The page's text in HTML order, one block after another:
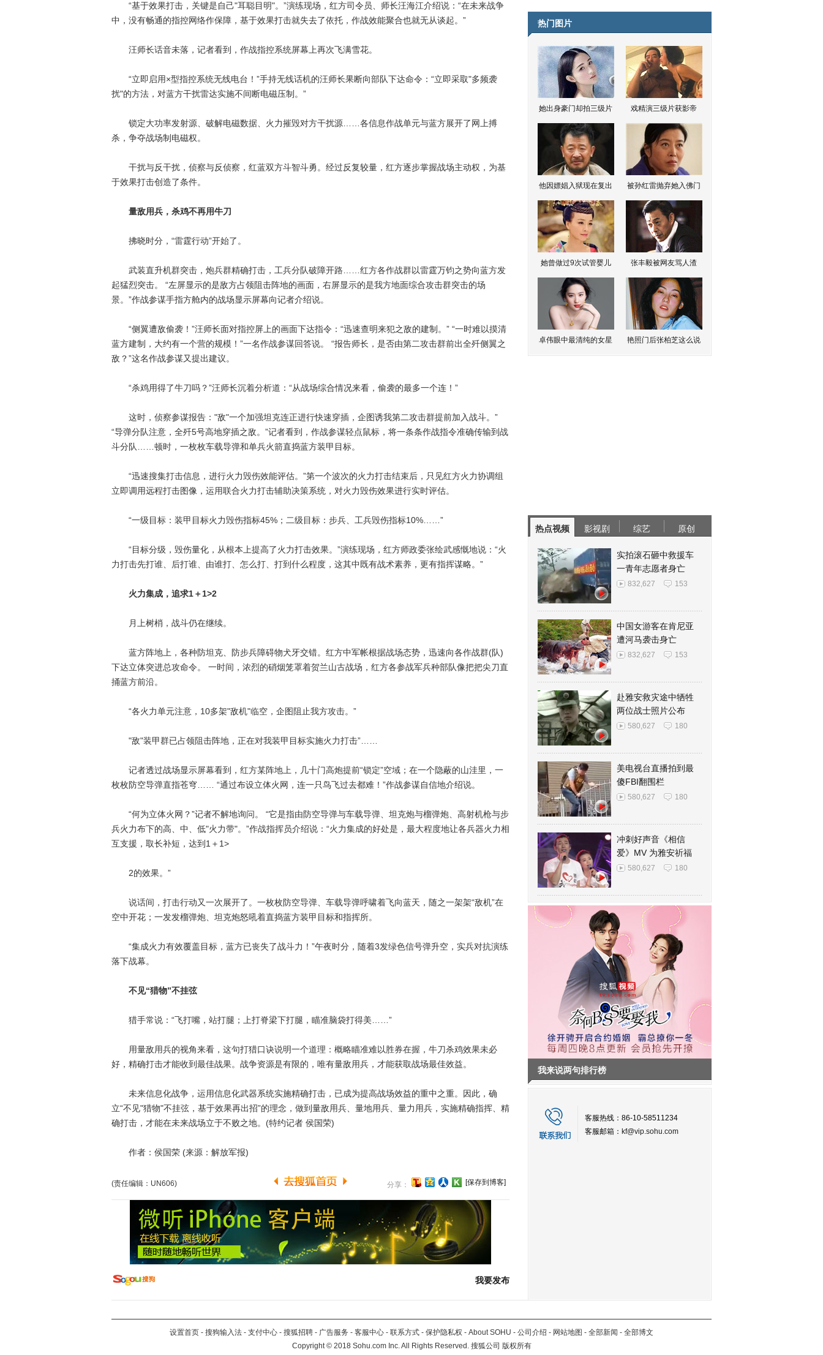
“基于效果打击，关键是自己"耳聪目明"。”演练现场，红方司令员、师长汪海江介绍说：“在未来战争
中，没有畅通的指控网络作保障，基于效果打击就失去了依托，作战效能聚合也就无从谈起。”
汪师长话音未落，记者看到，作战指控系统屏幕上再次飞满雪花。
“立即启用×型指控系统无线电台！”手持无线话机的汪师长果断向部队下达命令：“立即采取"多频袭
扰"的方法，对蓝方干扰雷达实施不间断电磁压制。”
锁定大功率发射源、破解电磁数据、火力摧毁对方干扰源……各信息作战单元与蓝方展开了网上搏
杀，争夺战场制电磁权。
干扰与反干扰，侦察与反侦察，红蓝双方斗智斗勇。经过反复较量，红方逐步掌握战场主动权，为基
于效果打击创造了条件。
量敌用兵，杀鸡不再用牛刀
拂晓时分，“雷霆行动”开始了。
武装直升机群突击，炮兵群精确打击，工兵分队破障开路……红方各作战群以雷霆万钧之势向蓝方发
起猛烈突击。 “左屏显示的是敌方占领阻击阵地的画面，右屏显示的是我方地面综合攻击群突击的场
景。”作战参谋手指方舱内的战场显示屏幕向记者介绍说。
“侧翼遭敌偷袭！”汪师长面对指控屏上的画面下达指令：“迅速查明来犯之敌的建制。” “一时难以摸清
蓝方建制，大约有一个营的规模！”一名作战参谋回答说。 “报告师长，是否由第二攻击群前出全歼侧翼之
敌？”这名作战参谋又提出建议。
“杀鸡用得了牛刀吗？”汪师长沉着分析道：“从战场综合情况来看，偷袭的最多一个连！”
这时，侦察参谋报告："敌"一个加强坦克连正进行快速穿插，企图诱我第二攻击群提前加入战斗。”
“导弹分队注意，全歼5号高地穿插之敌。”记者看到，作战参谋轻点鼠标，将一条条作战指令准确传输到战
斗分队……顿时，一枚枚车载导弹和单兵火箭直捣蓝方装甲目标。
“迅速搜集打击信息，进行火力毁伤效能评估。”第一个波次的火力打击结束后，只见红方火力协调组
立即调用远程打击图像，运用联合火力打击辅助决策系统，对火力毁伤效果进行实时评估。
“一级目标：装甲目标火力毁伤指标45%；二级目标：步兵、工兵毁伤指标10%……”
“目标分级，毁伤量化，从根本上提高了火力打击效果。”演练现场，红方师政委张绘武感慨地说：“火
力打击先打谁、后打谁、由谁打、怎么打、打到什么程度，这其中既有战术素养，更有指挥谋略。”
火力集成，追求1＋1>2
月上树梢，战斗仍在继续。
蓝方阵地上，各种防坦克、防步兵障碍物犬牙交错。红方中军帐根据战场态势，迅速向各作战群(队)
下达立体突进总攻命令。 一时间，浓烈的硝烟笼罩着贺兰山古战场，红方各参战军兵种部队像把把尖刀直
捅蓝方前沿。
“各火力单元注意，10多架"敌机"临空，企图阻止我方攻击。”
"敌"装甲群已占领阻击阵地，正在对我装甲目标实施火力打击”……
记者透过战场显示屏幕看到，红方某阵地上，几十门高炮提前“锁定”空域；在一个隐蔽的山洼里，一
枚枚防空导弹直指苍穹…… “通过布设立体火网，连一只鸟飞过去都难！”作战参谋自信地介绍说。
“何为立体火网？”记者不解地询问。 “它是指由防空导弹与车载导弹、坦克炮与榴弹炮、高射机枪与步
兵火力布下的高、中、低"火力带"。”作战指挥员介绍说：“火力集成的好处是，最大程度地让各兵器火力相
互支援，取长补短，达到1＋1>
2的效果。”
说话间，打击行动又一次展开了。一枚枚防空导弹、车载导弹呼啸着飞向蓝天，随之一架架“敌机”在
空中开花；一发发榴弹炮、坦克炮怒吼着直捣蓝方装甲目标和指挥所。
“集成火力有效覆盖目标，蓝方已丧失了战斗力！”午夜时分，随着3发绿色信号弹升空，实兵对抗演练
落下战幕。
不见“猎物”不挂弦
猎手常说：“飞打嘴，站打腿；上打脊梁下打腿，瞄准脑袋打得美……”
用量敌用兵的视角来看，这句打猎口诀说明一个道理：概略瞄准难以胜券在握，牛刀杀鸡效果未必
好，精确打击才能收到最佳战果。战争资源是有限的，唯有量敌用兵，才能获取战场最佳效益。
未来信息化战争，运用信息化武器系统实施精确打击，已成为提高战场效益的重中之重。因此，确
立“不见"猎物"不挂弦，基于效果再出招”的理念，做到量敌用兵、量地用兵、量力用兵，实施精确指挥、精
确打击，才能在未来战场立于不败之地。(特约记者 侯国荣)
作者：侯国荣 (来源：解放军报)
(责任编辑：UN606) 分享： [保存到博客]
我要发布
热门图片
她出身豪门却拍三级片 戏精演三级片获影帝
他因嫖娼入狱现在复出 被孙红雷抛弃她入佛门
她曾做过9次试管婴儿 张丰毅被网友骂人渣
卓伟眼中最清纯的女星 艳照门后张柏芝这么说
热点视频 影视剧 综艺 原创
实拍滚石砸中救援车
一青年志愿者身亡
832,627 153
中国女游客在肯尼亚
遭河马袭击身亡
832,627 153
赴雅安救灾途中牺牲
两位战士照片公布
580,627 180
美电视台直播拍到最
傻FBI翻围栏
580,627 180
冲刺好声音《相信
爱》MV 为雅安祈福
580,627 180
我来说两句排行榜
客服热线：86-10-58511234
客服邮箱： kf@vip.sohu.com
设置首页 - 搜狗输入法 - 支付中心 - 搜狐招聘 - 广告服务 - 客服中心 - 联系方式 - 保护隐私权 - About SOHU - 公司介绍 - 网站地图 - 全部新闻 - 全部博文
Copyright©2018 Sohu.com Inc. All Rights Reserved. 搜狐公司 版权所有